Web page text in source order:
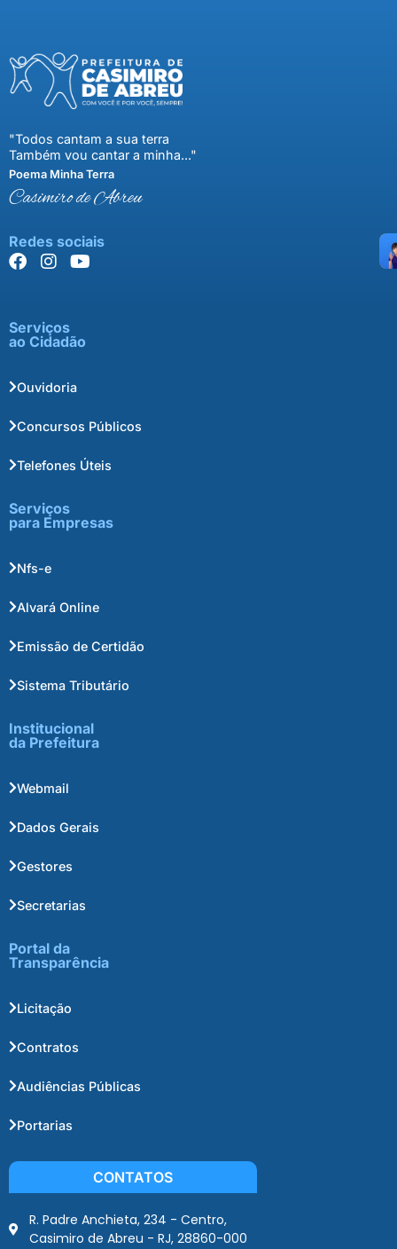
"Todos cantam a sua terra
Também vou cantar a minha..."
Poema Minha Terra
Casimiro de Abreu
Redes sociais
Serviços
ao Cidadão
Ouvidoria
Concursos Públicos
Telefones Úteis
Serviços
para Empresas
Nfs-e
Alvará Online
Emissão de Certidão
Sistema Tributário
Institucional
da Prefeitura
Webmail
Dados Gerais
Gestores
Secretarias
Portal da
Transparência
Licitação
Contratos
Audiências Públicas
Portarias
CONTATOS
R. Padre Anchieta, 234 - Centro,
Casimiro de Abreu - RJ, 28860-000